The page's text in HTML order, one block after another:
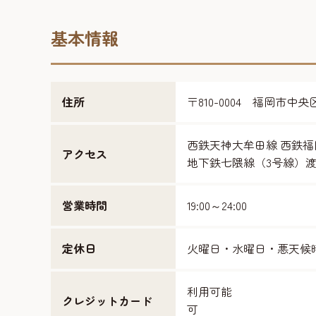
基本情報
住所 〒810-0004 福岡市中
アクセス
西鉄天神大牟田線 西鉄
地下鉄七隈線（3号線）
営業時間 19:00～24:00
定休日 火曜日・水曜日・悪天候
クレジットカード
利用可能
可